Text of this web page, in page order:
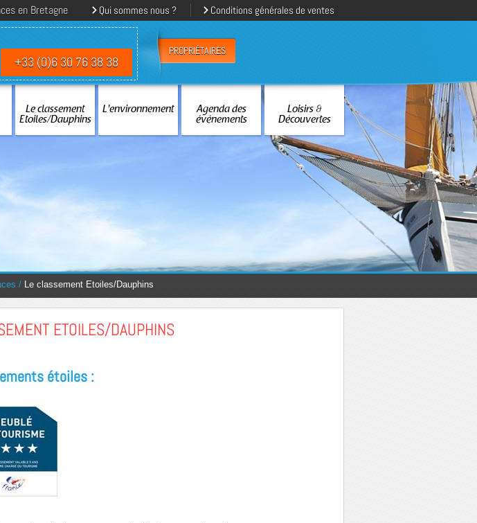
en Bretagne Qui sommes nous ? Conditions générales de ventes
+33 (0)6 30 76 38 38
PROPRIÉTAIRES
Le classement
Etoiles/Dauphins
L'environnement
Agenda des
événements
Loisirs &
Découvertes
/ Le classement Etoiles/Dauphins
ETOILES/DAUPHINS
étoiles :